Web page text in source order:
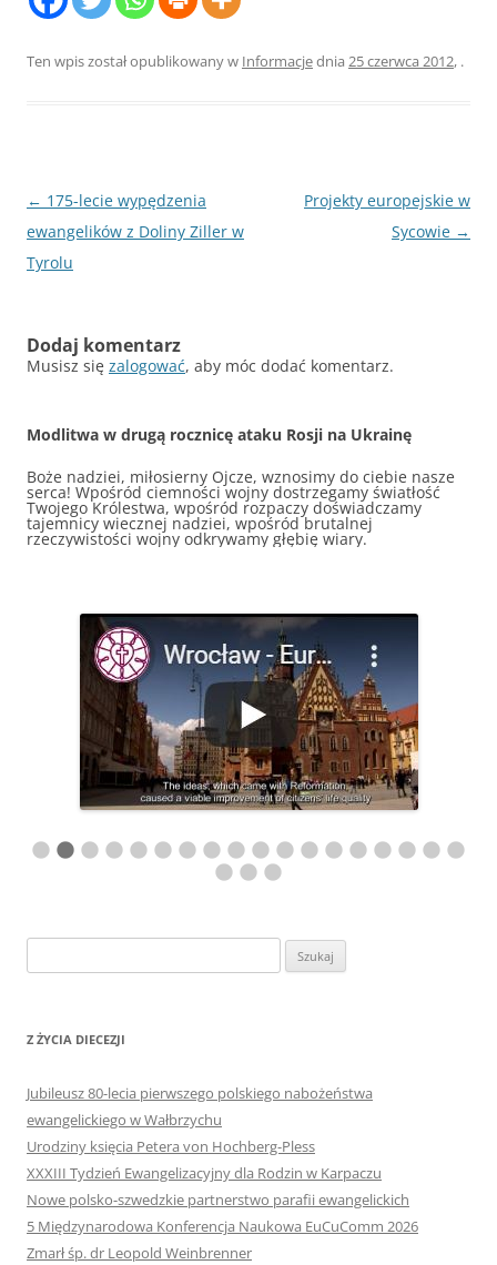
Ten wpis został opublikowany w Informacjednia 25 czerwca 2012, .
Nawigacja
wpisu
← 175-lecie wypędzenia
ewangelików z Doliny Ziller w
Tyrolu
Projekty europejskie w
Sycowie →
Dodaj komentarz
Musisz się zalogować, aby móc dodać komentarz.
Modlitwa w drugą rocznicę ataku Rosji na Ukrainę
Boże nadziei, miłosierny Ojcze, wznosimy do ciebie nasze
serca! Wpośród ciemności wojny dostrzegamy światłość
Twojego Królestwa, wpośród rozpaczy doświadczamy
tajemnicy wiecznej nadziei, wpośród brutalnej
rzeczywistości wojny odkrywamy głębię wiary.
Z ŻYCIA DIECEZJI
Jubileusz 80-lecia pierwszego polskiego nabożeństwa
ewangelickiego w Wałbrzychu
Urodziny księcia Petera von Hochberg-Pless
XXXIII Tydzień Ewangelizacyjny dla Rodzin w Karpaczu
Nowe polsko-szwedzkie partnerstwo parafii ewangelickich
5 Międzynarodowa Konferencja Naukowa EuCuComm 2026
Zmarł śp. dr Leopold Weinbrenner